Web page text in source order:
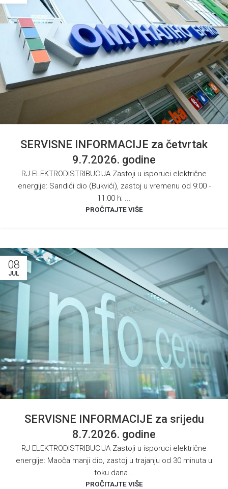
SERVISNE INFORMACIJE za četvrtak
9.7.2026. godine
RJ ELEKTRODISTRIBUCIJA Zastoji u isporuci električne
energije: Sandići dio (Bukvići), zastoj u vremenu od 9:00 -
11:00 h; ...
PROČITAJTE VIŠE
08
JUL
SERVISNE INFORMACIJE za srijedu
8.7.2026. godine
RJ ELEKTRODISTRIBUCIJA Zastoji u isporuci električne
energije: Maoča manji dio, zastoj u trajanju od 30 minuta u
toku dana...
PROČITAJTE VIŠE